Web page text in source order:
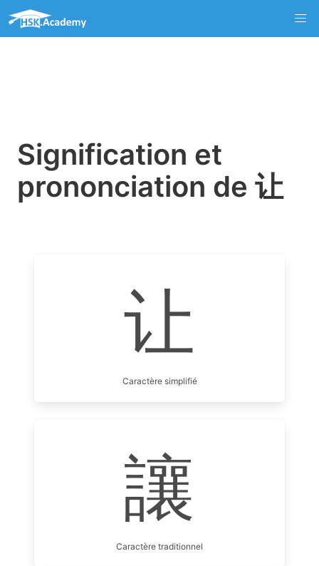
Signification et
prononciation de 让
让
Caractère simplifié
讓
Caractère traditionnel